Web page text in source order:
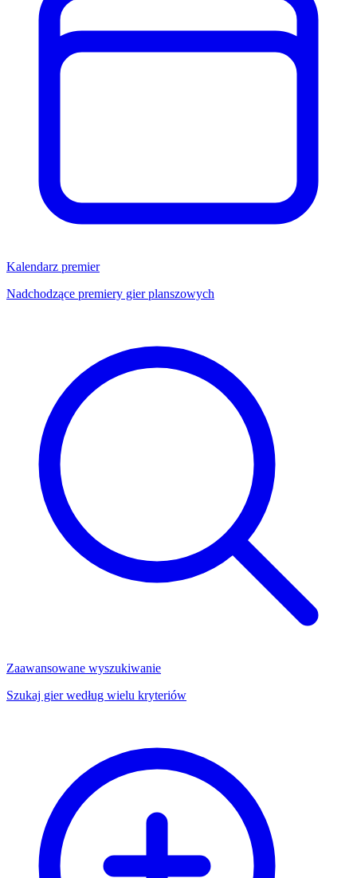
Kalendarz premier
Nadchodzące premiery gier planszowych
Zaawansowane wyszukiwanie
Szukaj gier według wielu kryteriów